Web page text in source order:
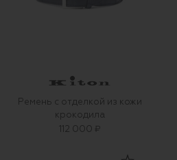
Ремень с отделкой из кожи
крокодила
112 000 ₽